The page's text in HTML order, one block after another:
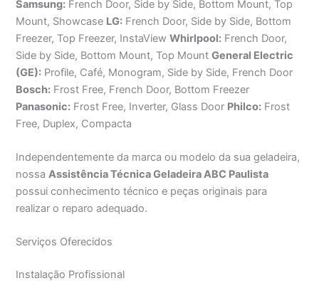
Samsung: French Door, Side by Side, Bottom Mount, Top
Mount, Showcase LG: French Door, Side by Side, Bottom
Freezer, Top Freezer, InstaViewWhirlpool: French Door,
Side by Side, Bottom Mount, Top MountGeneral Electric
(GE): Profile, Café, Monogram, Side by Side, French Door
Bosch: Frost Free, French Door, Bottom Freezer
Panasonic: Frost Free, Inverter, Glass Door Philco: Frost
Free, Duplex, Compacta
Independentemente da marca ou modelo da sua geladeira,
nossaAssistência Técnica Geladeira ABC Paulista
possui conhecimento técnico e peças originais para
realizar o reparo adequado.
Serviços Oferecidos
Instalação Profissional